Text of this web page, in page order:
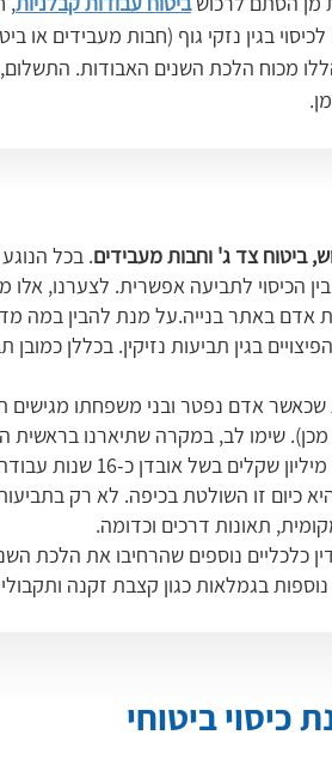
בגין נזקי גוף (חבות מעבידים או
הללו מכוח הלכת השנים האבודות. התשלום,
ביטוח צד ג' וחבות מעבידים. בכל
הכיסוי לתביעה אפשרית. לצערנו, אלו
באתר בנייה.על מנת להבין במה
אדם נפטר ובני משפחתו מגישים
שימו לב, במקרה שתיארנו
כיום זו השולטת בכיפה. לא רק
תאונות דרכים וכדומה.
בגמלאות כגון קצבת זקנה ותקבולי פנסיה
כיסוי ביטוחי